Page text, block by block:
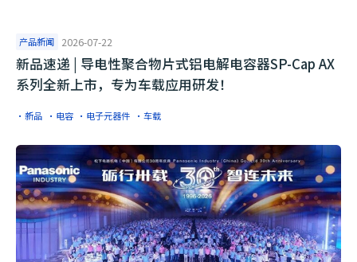
产品新闻 2026-07-22
​新品速递 | 导电性聚合物片式铝电解电容器SP-Cap AX
系列全新上市，专为车载应用研发！
·新品 ·电容 ·电子元器件 ·车载